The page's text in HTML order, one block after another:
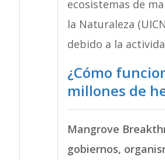
ecosistemas de
la Naturaleza
debido a la
¿Cómo
millones de
Mangrove
gobiernos,